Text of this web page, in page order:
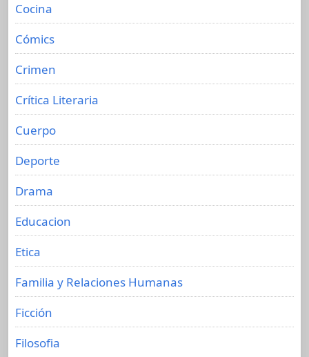
Cocina
Cómics
Crimen
Crítica Literaria
Cuerpo
Deporte
Drama
Educacion
Etica
Familia y Relaciones Humanas
Ficción
Filosofia